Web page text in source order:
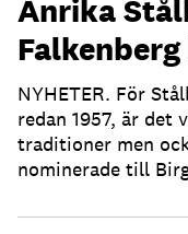
Anrika
NYHETER. För
redan 1957, är
traditioner men
nominerade till